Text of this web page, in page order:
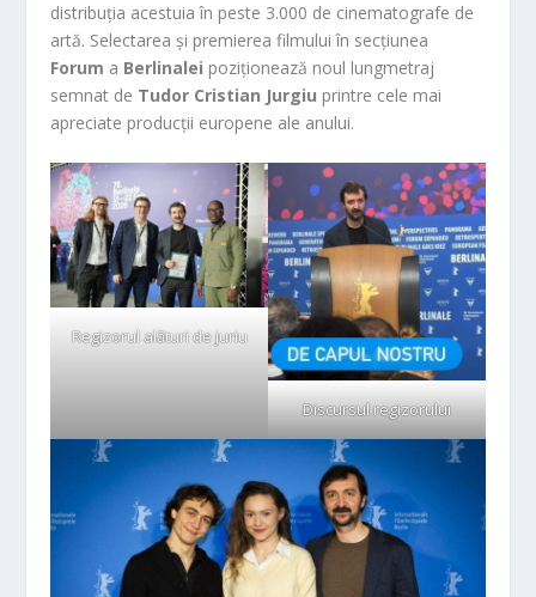
distribuția acestuia în peste 3.000 de cinematografe de
artă. Selectarea și premierea filmului în secțiunea
Forum a Berlinalei poziționează noul lungmetraj
semnat de Tudor Cristian Jurgiu printre cele mai
apreciate producții europene ale anului.
Regizorul alături de juriu
Discursul regizorului